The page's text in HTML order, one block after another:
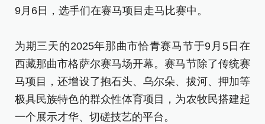
9月6日，选手们在赛马项目走马比赛中。
为期三天的2025年那曲市恰青赛马节于9月5日在
西藏那曲市格萨尔赛马场开幕。赛马节除了传统赛
马项目，还增设了抱石头、乌尔朵、拔河、押加等
极具民族特色的群众性体育项目，为农牧民搭建起
一个展示才华、切磋技艺的平台。